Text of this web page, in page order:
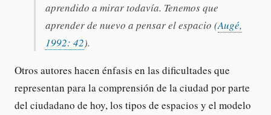
aprendido a mirar todavía. Tenemos que
aprender de nuevo a pensar el espacio (Augé,
1992: 42).
Otros autores hacen énfasis en las dificultades que
representan para la comprensión de la ciudad por parte
del ciudadano de hoy, los tipos de espacios y el modelo